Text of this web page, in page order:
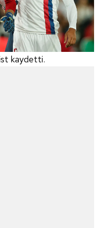
kaydetti.